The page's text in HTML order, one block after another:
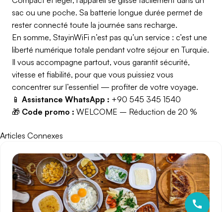
sac ou une poche. Sa batterie longue durée permet de
rester connecté toute la journée sans recharge.
En somme, StayinWiFi n’est pas qu’un service : c’est une
liberté numérique totale pendant votre séjour en Turquie.
Il vous accompagne partout, vous garantit sécurité,
vitesse et fiabilité, pour que vous puissiez vous
concentrer sur l’essentiel — profiter de votre voyage.
📱 Assistance WhatsApp : +90 545 345 1540
🎁 Code promo : WELCOME – Réduction de 20 %
Articles Connexes